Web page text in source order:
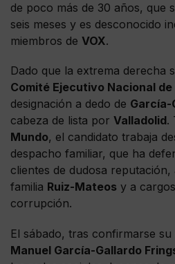
de poco más de 30 años, que
seis meses y es desconocido
miembros de VOX.
Dado que la extrema derecha
Comité Ejecutivo Nacional de
designación a dedo de García-
cabeza de lista por Valladolid.
Mundo, el candidato trabaja
despacho familiar, que ha
clientes de dudosa reputación,
familia Ruiz-Mateos y a
corrupción.
El sábado, tras confirmarse su
Manuel García-Gallardo